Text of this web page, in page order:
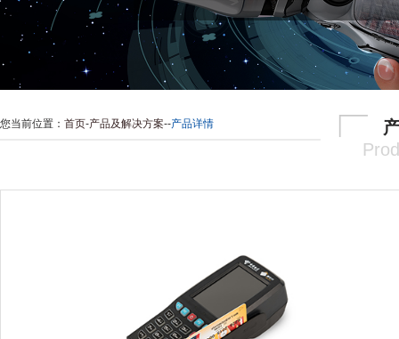
您当前位置： 首页-产品及解决方案--产品详情